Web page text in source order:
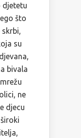
djetetu
što
skrbi,
su
bivala
ne
djecu